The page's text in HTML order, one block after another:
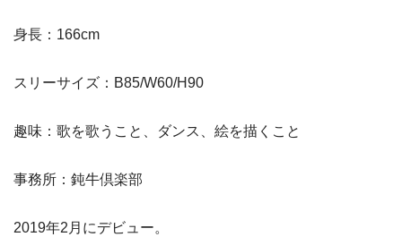
身長：166cm
スリーサイズ：B85/W60/H90
趣味：歌を歌うこと、ダンス、絵を描くこと
事務所：鈍牛倶楽部
2019年2月にデビュー。